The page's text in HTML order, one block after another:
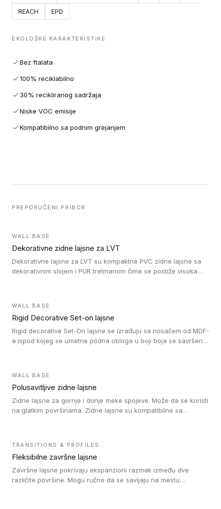
REACH EPD
EKOLOŠKE KARAKTERISTIKE
Bez ftalata
100% reciklabilno
30% recikliranog sadržaja
Niske VOC emisije
Kompatibilno sa podnim grejanjem
PREPORUČENI PRIBOR
WALL BASE
Dekorativne zidne lajsne za LVT
Dekorativne lajsne za LVT su kompaktne PVC zidne lajsne sa
dekorativnim slojem i PUR tretmanom čime se postiže visoka
WALL BASE
Rigid Decorative Set-on lajsne
Rigid decorative Set-On lajsne se izrađuju sa nosačem od MDF-
a ispod kojeg se umetne podna obloga u boji boja se savršeno
WALL BASE
Polusavitljive zidne lajsne
Zidne lajsne za gornje i donje meke spojeve. Može da se koristi
na glatkim površinama. Zidne lajsne su kompatibilne sa
TRANSITIONS & PROFILES
Fleksibilne završne lajsne
Završne lajsne pokrivaju ekspanzioni razmak između dve
različite površine. Mogu ručno da se savijaju na mestu